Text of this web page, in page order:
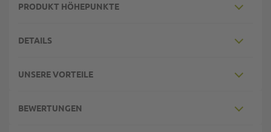
PRODUKT HÖHEPUNKTE
DETAILS
UNSERE VORTEILE
BEWERTUNGEN